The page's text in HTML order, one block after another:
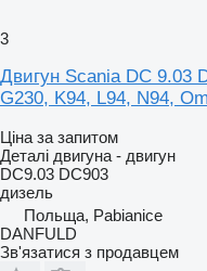
3
Двигун Scania DC 9.03
G230, K94, L94, N94,
Ціна за запитом
Деталі двигуна - двигун
DC9.03 DC903
дизель
Польща, Pabianice
DANFULD
Зв'язатися з продавцем